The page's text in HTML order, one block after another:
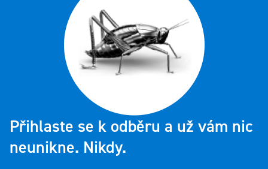
Přihlaste se k odběru a už vám nic
neunikne. Nikdy.